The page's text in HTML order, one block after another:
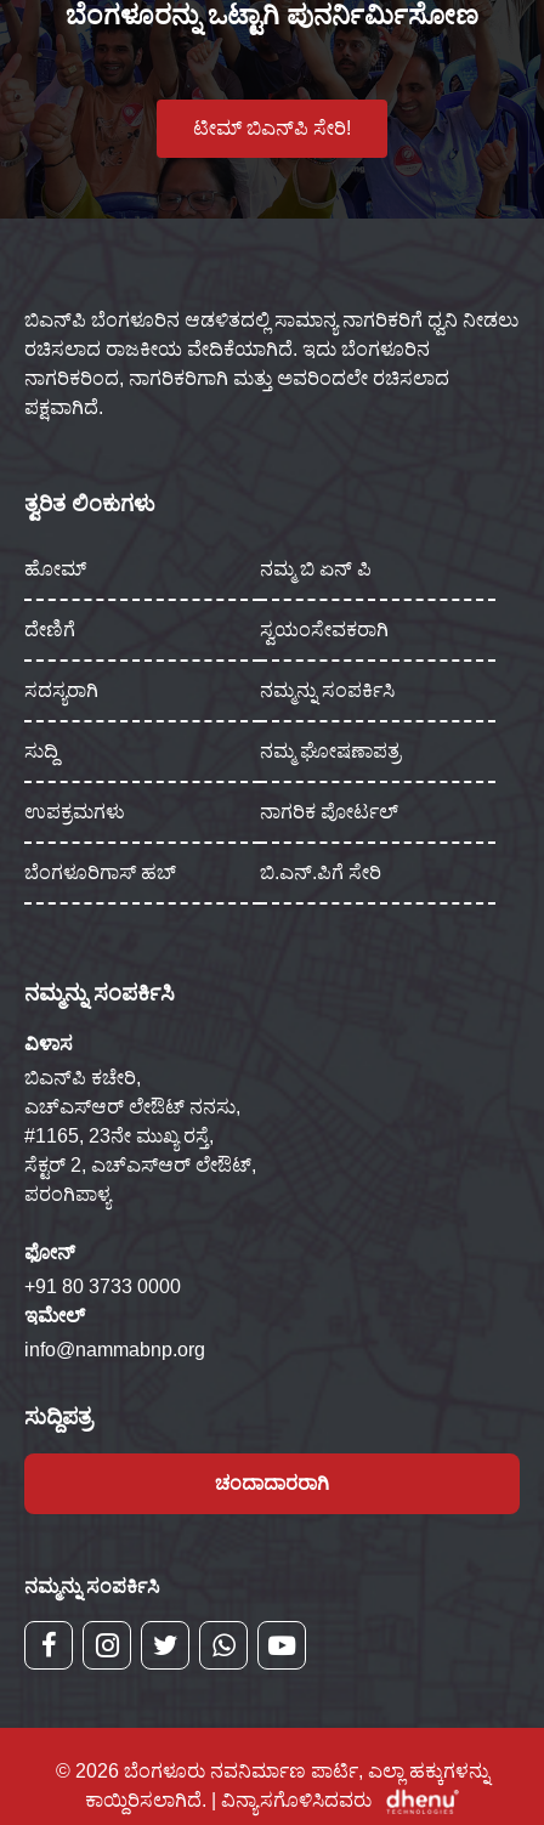
ಬೆಂಗಳೂರನ್ನು ಒಟ್ಟಾಗಿ ಪುನರ್ನಿರ್ಮಿಸೋಣ
ಟೀಮ್ ಬಿಎನ್‌ಪಿ ಸೇರಿ!
ಬಿಎನ್‌ಪಿ ಬೆಂಗಳೂರಿನ ಆಡಳಿತದಲ್ಲಿ ಸಾಮಾನ್ಯ ನಾಗರಿಕರಿಗೆ ಧ್ವನಿ ನೀಡಲು
ರಚಿಸಲಾದ ರಾಜಕೀಯ ವೇದಿಕೆಯಾಗಿದೆ. ಇದು ಬೆಂಗಳೂರಿನ
ನಾಗರಿಕರಿಂದ, ನಾಗರಿಕರಿಗಾಗಿ ಮತ್ತು ಅವರಿಂದಲೇ ರಚಿಸಲಾದ
ಪಕ್ಷವಾಗಿದೆ.
ತ್ವರಿತ ಲಿಂಕುಗಳು
ಹೋಮ್ ನಮ್ಮ ಬಿ ಏನ್ ಪಿ
ದೇಣಿಗೆ ಸ್ವಯಂಸೇವಕರಾಗಿ
ಸದಸ್ಯರಾಗಿ ನಮ್ಮನ್ನು ಸಂಪರ್ಕಿಸಿ
ಸುದ್ದಿ ನಮ್ಮ ಘೋಷಣಾಪತ್ರ
ಉಪಕ್ರಮಗಳು ನಾಗರಿಕ ಪೋರ್ಟಲ್
ಬೆಂಗಳೂರಿಗಾಸ್ ಹಬ್ ಬಿ.ಎನ್.ಪಿಗೆ ಸೇರಿ
ನಮ್ಮನ್ನು ಸಂಪರ್ಕಿಸಿ
ವಿಳಾಸ
ಬಿಎನ್‌ಪಿ ಕಚೇರಿ,
ಎಚ್‌ಎಸ್‌ಆರ್ ಲೇಔಟ್ ನನಸು,
#1165, 23ನೇ ಮುಖ್ಯ ರಸ್ತೆ,
ಸೆಕ್ಟರ್ 2, ಎಚ್‌ಎಸ್‌ಆರ್ ಲೇಔಟ್,
ಪರಂಗಿಪಾಳ್ಯ
ಫೋನ್
+91 80 3733 0000
ಇಮೇಲ್
info@nammabnp.org
ಸುದ್ದಿಪತ್ರ
ಚಂದಾದಾರರಾಗಿ
ನಮ್ಮನ್ನು ಸಂಪರ್ಕಿಸಿ
© 2026 ಬೆಂಗಳೂರು ನವನಿರ್ಮಾಣ ಪಾರ್ಟಿ, ಎಲ್ಲಾ ಹಕ್ಕುಗಳನ್ನು
ಕಾಯ್ದಿರಿಸಲಾಗಿದೆ. | ವಿನ್ಯಾಸಗೊಳಿಸಿದವರು